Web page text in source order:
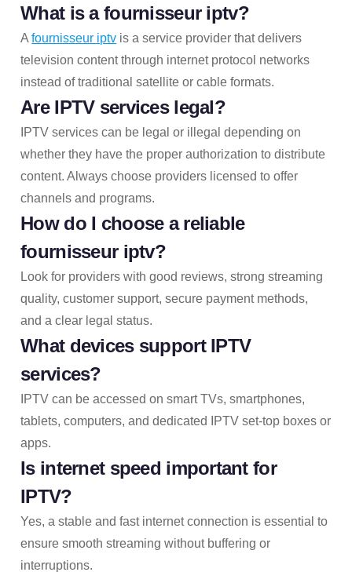
What is afournisseur iptv?
Afournisseur iptv is a service provider that delivers
television content through internet protocol networks
instead of traditional satellite or cable formats.
Are IPTV services legal?
IPTV services can be legal or illegal depending on
whether they have the proper authorization to distribute
content. Always choose providers licensed to offer
channels and programs.
How do I choose a reliable
fournisseur iptv?
Look for providers with good reviews, strong streaming
quality, customer support, secure payment methods,
and a clear legal status.
What devices support IPTV
services?
IPTV can be accessed on smart TVs, smartphones,
tablets, computers, and dedicated IPTV set-top boxes or
apps.
Is internet speed important for
IPTV?
Yes, a stable and fast internet connection is essential to
ensure smooth streaming without buffering or
interruptions.